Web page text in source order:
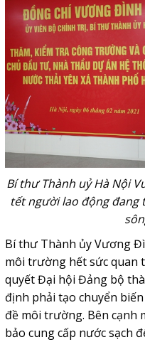
Bí thư Thành uỷ Hà Nội
tết người lao động
Bí thư Thành ủy Vương
môi trường hết sức quan
quyết Đại hội Đảng bộ
định phải tạo chuyển
đề môi trường. Bên cạnh
bảo cung cấp nước sạch